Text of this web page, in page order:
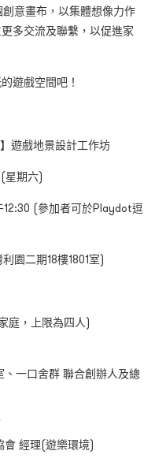
意畫布，以集體想像力作
多交流及聯繫，以促進家
遊戲空間吧！
】遊戲地景設計工作坊
期六)
(參加者可於Playdot逗
利園二期18樓1801室)
庭， 上限為四人)
聯合創辦人及總
經理(遊樂環境)